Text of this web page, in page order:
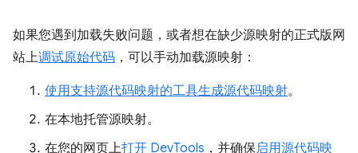
如果您遇到加载失败问题，或者想在缺少源映射的正式版网
站上调试原始代码 ，可以手动加载源映射：
使用支持源代码映射的工具生成源代码映射。
在本地托管源映射。
在您的网页上打开 DevTools ，并确保启用源代码映